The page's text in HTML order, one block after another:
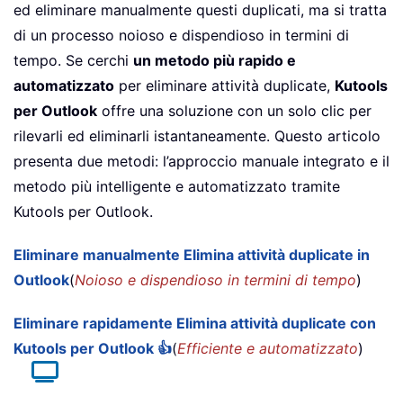
ed eliminare manualmente questi duplicati, ma si tratta
di un processo noioso e dispendioso in termini di
tempo. Se cerchi un metodo più rapido e
automatizzato per eliminare attività duplicate, Kutools
per Outlook offre una soluzione con un solo clic per
rilevarli ed eliminarli istantaneamente. Questo articolo
presenta due metodi: l’approccio manuale integrato e il
metodo più intelligente e automatizzato tramite
Kutools per Outlook.
Eliminare manualmente Elimina attività duplicate in
Outlook(Noioso e dispendioso in termini di tempo)
Eliminare rapidamente Elimina attività duplicate con
Kutools per Outlook 👍(Efficiente e automatizzato)